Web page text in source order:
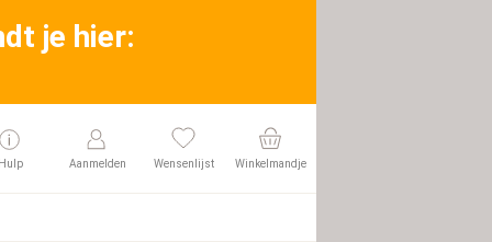
je hier:
Hulp Aanmelden Wensenlijst Winkelmandje